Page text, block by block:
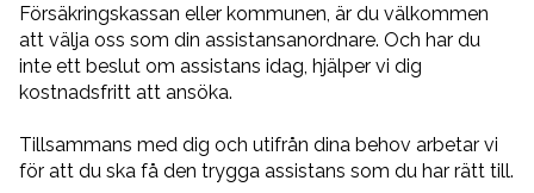
Försäkringskassan eller kommunen, är du välkommen
att välja oss som din assistansanordnare. Och har du
inte ett beslut om assistans idag, hjälper vi dig
kostnadsfritt att ansöka.
Tillsammans med dig och utifrån dina behov arbetar vi
för att du ska få den trygga assistans som du har rätt till.